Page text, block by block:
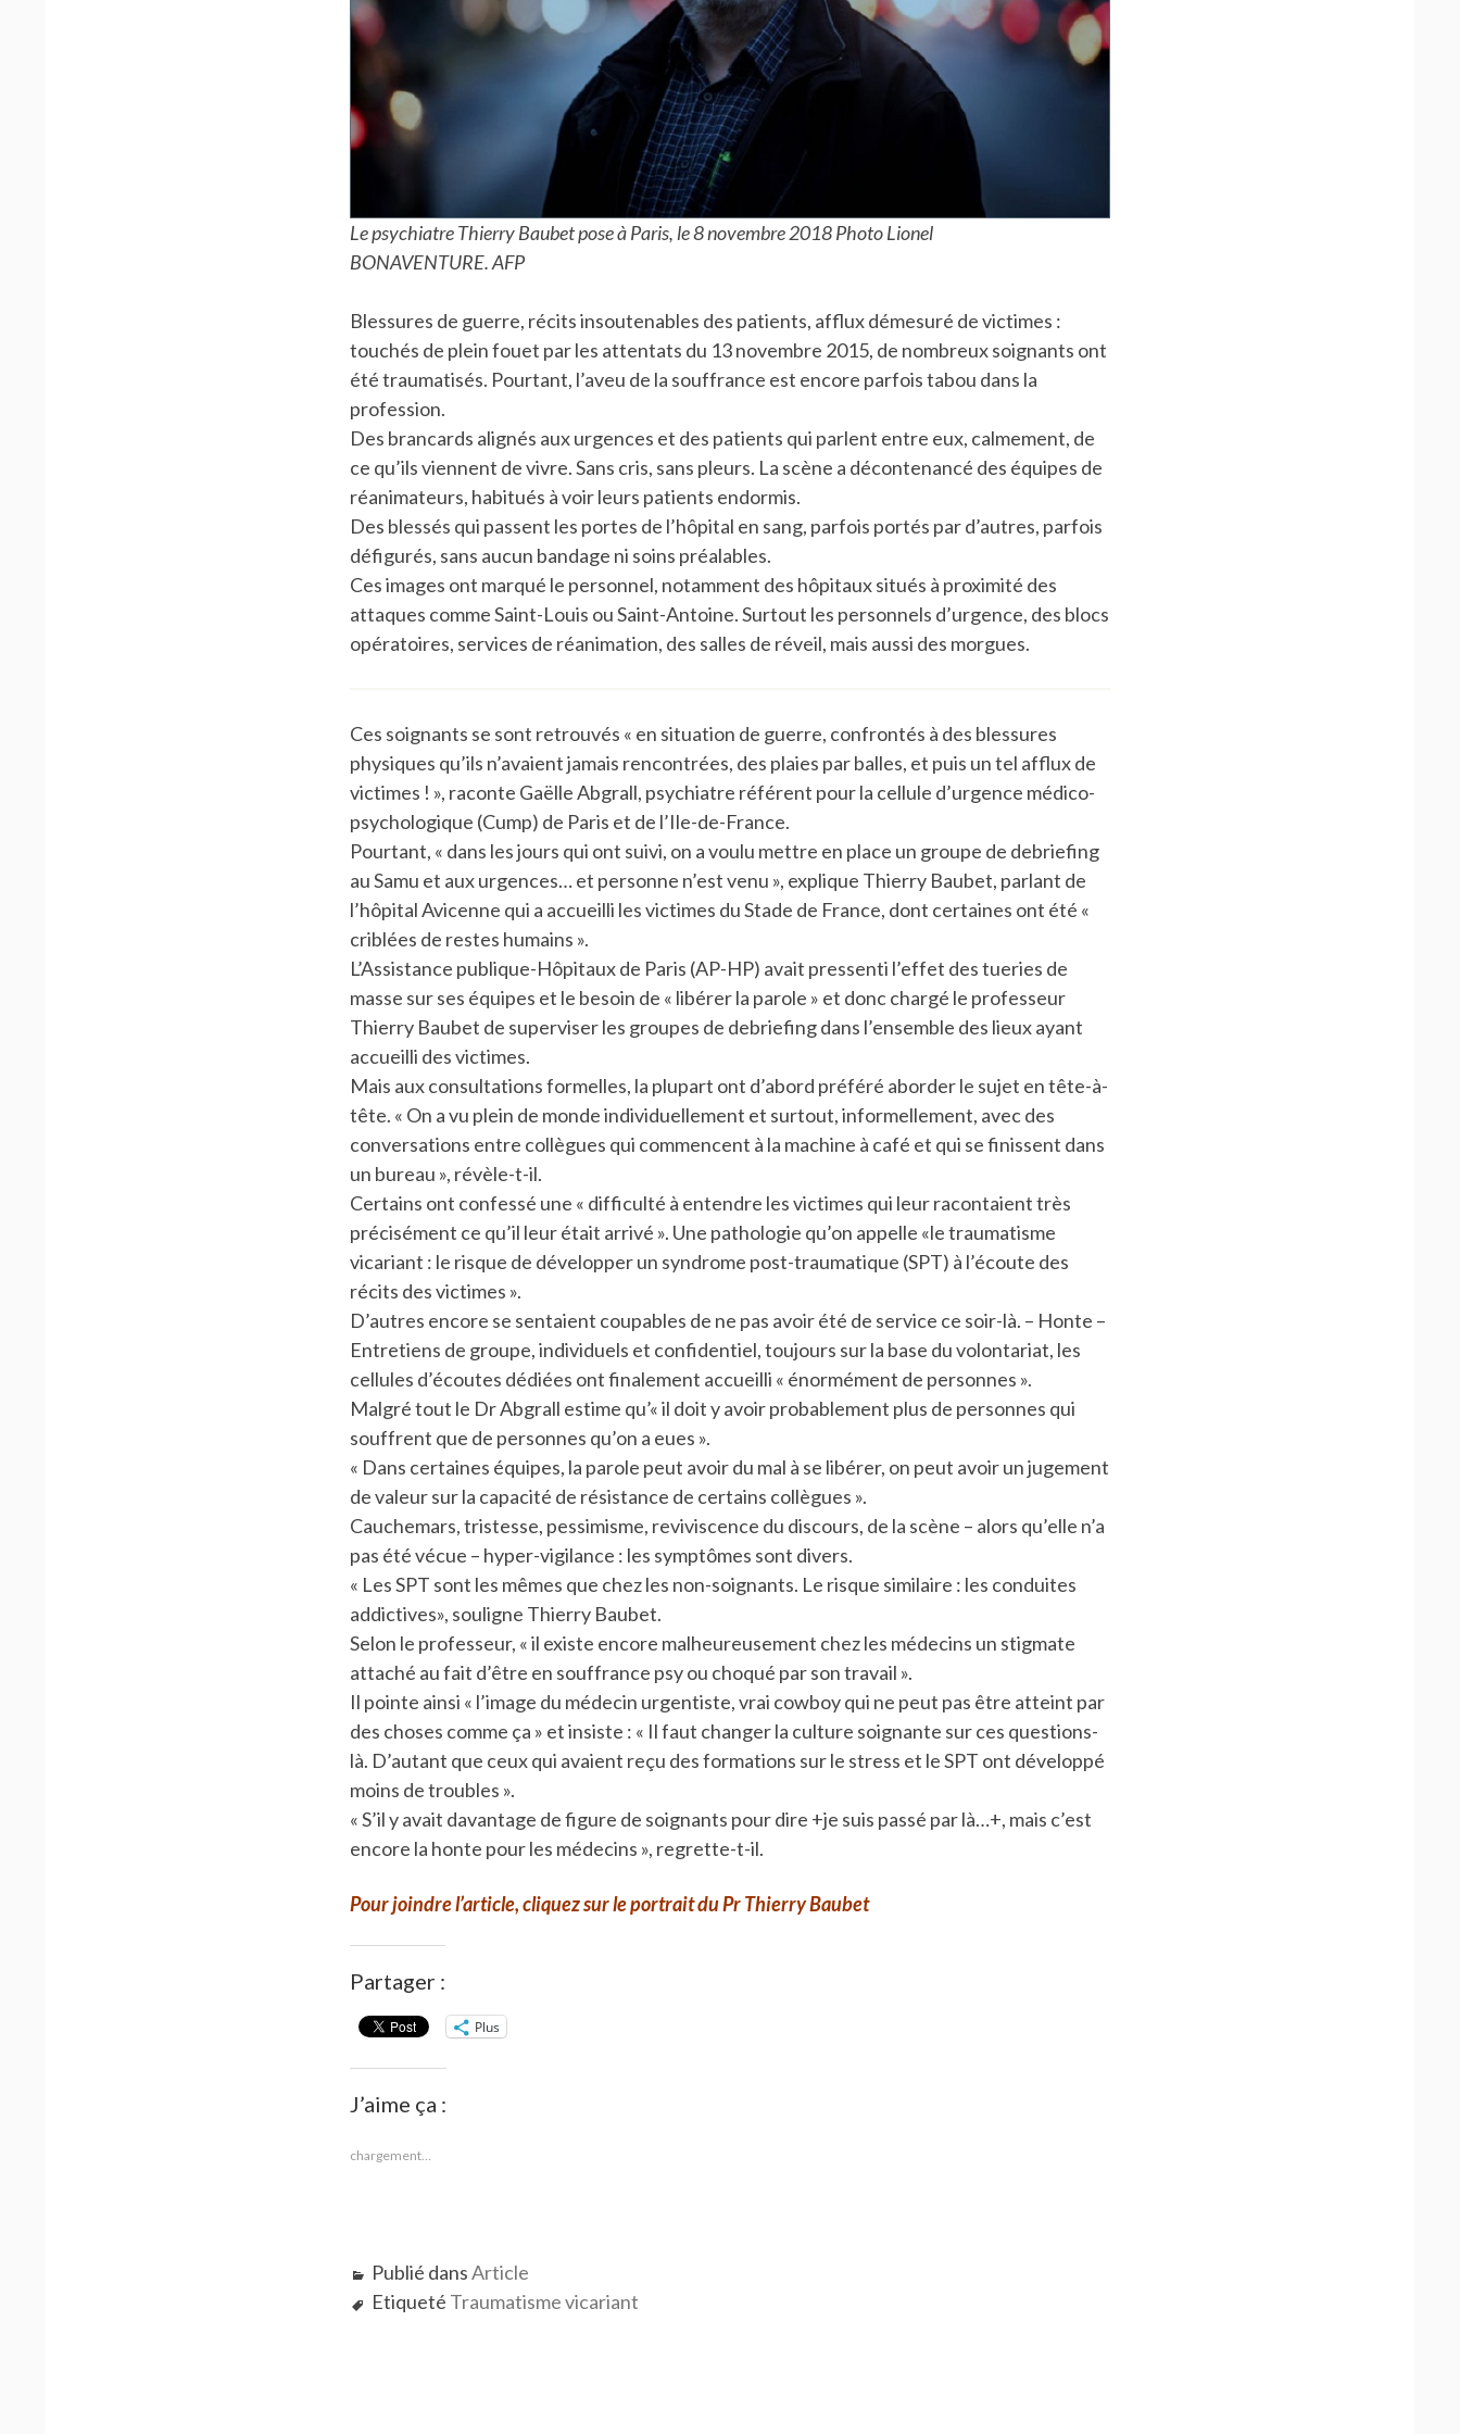
Le psychiatre Thierry Baubet pose à Paris, le 8 novembre 2018 Photo Lionel
BONAVENTURE. AFP
Blessures de guerre, récits insoutenables des patients, afflux démesuré de victimes :
touchés de plein fouet par les attentats du 13 novembre 2015, de nombreux soignants ont
été traumatisés. Pourtant, l’aveu de la souffrance est encore parfois tabou dans la
profession.
Des brancards alignés aux urgences et des patients qui parlent entre eux, calmement, de
ce qu’ils viennent de vivre. Sans cris, sans pleurs. La scène a décontenancé des équipes de
réanimateurs, habitués à voir leurs patients endormis.
Des blessés qui passent les portes de l’hôpital en sang, parfois portés par d’autres, parfois
défigurés, sans aucun bandage ni soins préalables.
Ces images ont marqué le personnel, notamment des hôpitaux situés à proximité des
attaques comme Saint-Louis ou Saint-Antoine. Surtout les personnels d’urgence, des blocs
opératoires, services de réanimation, des salles de réveil, mais aussi des morgues.
Ces soignants se sont retrouvés « en situation de guerre, confrontés à des blessures
physiques qu’ils n’avaient jamais rencontrées, des plaies par balles, et puis un tel afflux de
victimes ! », raconte Gaëlle Abgrall, psychiatre référent pour la cellule d’urgence médico-
psychologique (Cump) de Paris et de l’Ile-de-France.
Pourtant, « dans les jours qui ont suivi, on a voulu mettre en place un groupe de debriefing
au Samu et aux urgences… et personne n’est venu », explique Thierry Baubet, parlant de
l’hôpital Avicenne qui a accueilli les victimes du Stade de France, dont certaines ont été «
criblées de restes humains ».
L’Assistance publique-Hôpitaux de Paris (AP-HP) avait pressenti l’effet des tueries de
masse sur ses équipes et le besoin de « libérer la parole » et donc chargé le professeur
Thierry Baubet de superviser les groupes de debriefing dans l’ensemble des lieux ayant
accueilli des victimes.
Mais aux consultations formelles, la plupart ont d’abord préféré aborder le sujet en tête-à-
tête. « On a vu plein de monde individuellement et surtout, informellement, avec des
conversations entre collègues qui commencent à la machine à café et qui se finissent dans
un bureau », révèle-t-il.
Certains ont confessé une « difficulté à entendre les victimes qui leur racontaient très
précisément ce qu’il leur était arrivé ». Une pathologie qu’on appelle «le traumatisme
vicariant : le risque de développer un syndrome post-traumatique (SPT) à l’écoute des
récits des victimes ».
D’autres encore se sentaient coupables de ne pas avoir été de service ce soir-là. – Honte –
Entretiens de groupe, individuels et confidentiel, toujours sur la base du volontariat, les
cellules d’écoutes dédiées ont finalement accueilli « énormément de personnes ».
Malgré tout le Dr Abgrall estime qu’« il doit y avoir probablement plus de personnes qui
souffrent que de personnes qu’on a eues ».
« Dans certaines équipes, la parole peut avoir du mal à se libérer, on peut avoir un jugement
de valeur sur la capacité de résistance de certains collègues ».
Cauchemars, tristesse, pessimisme, reviviscence du discours, de la scène – alors qu’elle n’a
pas été vécue – hyper-vigilance : les symptômes sont divers.
« Les SPT sont les mêmes que chez les non-soignants. Le risque similaire : les conduites
addictives», souligne Thierry Baubet.
Selon le professeur, « il existe encore malheureusement chez les médecins un stigmate
attaché au fait d’être en souffrance psy ou choqué par son travail ».
Il pointe ainsi « l’image du médecin urgentiste, vrai cowboy qui ne peut pas être atteint par
des choses comme ça » et insiste : « Il faut changer la culture soignante sur ces questions-
là. D’autant que ceux qui avaient reçu des formations sur le stress et le SPT ont développé
moins de troubles ».
« S’il y avait davantage de figure de soignants pour dire +je suis passé par là…+, mais c’est
encore la honte pour les médecins », regrette-t-il.
Pour joindre l’article, cliquez sur le portrait du Pr Thierry Baubet
Partager :
Plus
J’aime ça :
chargement…
Publié dansArticle
Etiqueté Traumatisme vicariant